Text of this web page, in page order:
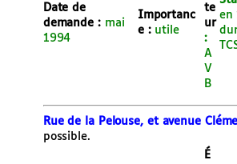
Date de
demande : mai
1994
Importanc
e :utile
te
ur
:
A
V
B
en
Rue de la Pelouse, et avenue
possible.
É